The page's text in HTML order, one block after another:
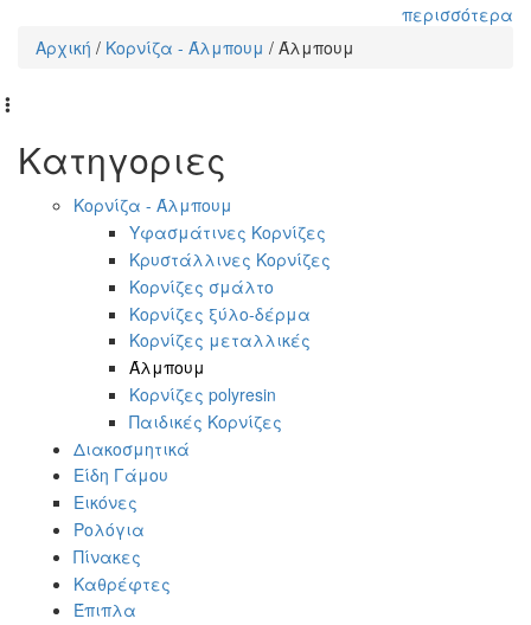
περισσότερα
Είστε εδώ
Αρχική / Κορνίζα - Άλμπουμ / Άλμπουμ
Κατηγοριες
Κορνίζα - Άλμπουμ
Υφασμάτινες Κορνίζες
Κρυστάλλινες Κορνίζες
Κορνίζες σμάλτο
Κορνίζες ξύλο-δέρμα
Κορνίζες μεταλλικές
Άλμπουμ
Κορνίζες polyresin
Παιδικές Κορνίζες
Διακοσμητικά
Είδη Γάμου
Εικόνες
Ρολόγια
Πίνακες
Καθρέφτες
Έπιπλα